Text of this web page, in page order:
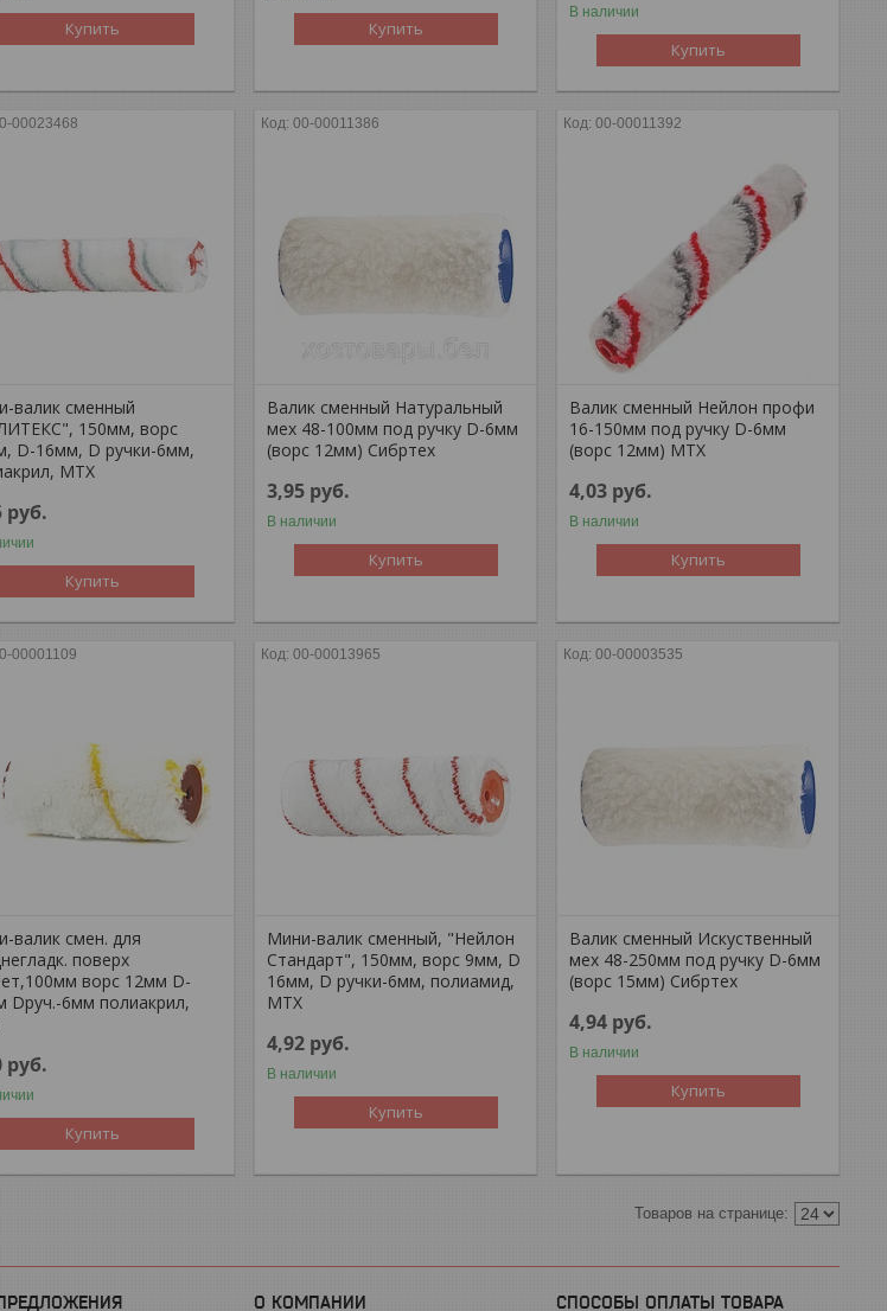
Купить Купить
В наличии
Купить
00023468
валик сменный
150мм, ворс
D-16мм, D ручки-6мм,
MTX
руб.
Купить
00-00011386
Валик сменный Натуральный
мех 48-100мм под ручку D-6мм
(ворс 12мм) Сибртех
3,95 руб.
В наличии
Купить
00-00011392
Валик сменный Нейлон профи
16-150мм под ручку D-6мм
(ворс 12мм) MTX
4,03 руб.
В наличии
Купить
00001109
валик смен. для
поверх
ворс 12мм D-
Dруч.-6мм полиакрил,
руб.
Купить
00-00013965
Мини-валик сменный, "Нейлон
Стандарт", 150мм, ворс 9мм, D
16мм, D ручки-6мм, полиамид,
MTX
4,92 руб.
В наличии
Купить
00-00003535
Валик сменный Искуственный
мех 48-250мм под ручку D-6мм
(ворс 15мм) Сибртех
4,94 руб.
В наличии
Купить
О КОМПАНИИ СПОСОБЫ ОПЛАТЫ ТОВАРА